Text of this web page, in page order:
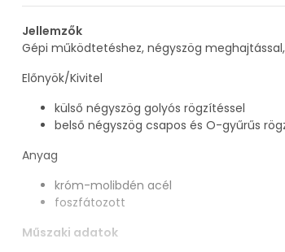
Jellemzők
Gépi működtetéshez, négyszög
Előnyök/Kivitel
külső négyszög golyós rögzítéssel
belső négyszög csapos és O-gyűrűs
Anyag
króm-molibdén acél
foszfátozott
Műszaki adatok